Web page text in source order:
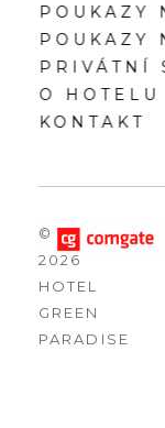
POUKAZY
POUKAZY
PRIVÁTNÍ
O HOTELU
KONTAKT
©
2026
HOTEL
GREEN
PARADISE